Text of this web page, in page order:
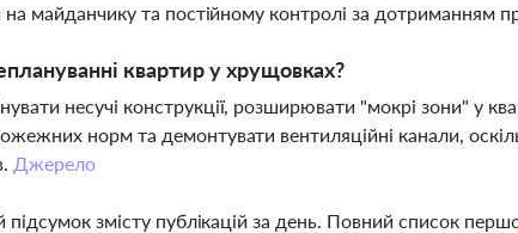
на майданчику та постійному контролі за дотриманням
квартир у хрущовках?
несучі конструкції, розширювати "мокрі зони" у
норм та демонтувати вентиляційні канали,
Джерело
змісту публікацій за день. Повний список